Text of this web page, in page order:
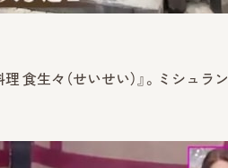
食生々（せいせい）』。ミシュラ